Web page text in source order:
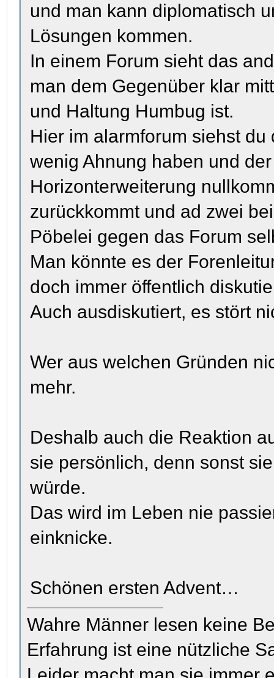
und man kann diplomatisch
Lösungen kommen.
In einem Forum sieht das
man dem Gegenüber klar
und Haltung Humbug ist.
Hier im alarmforum siehst
wenig Ahnung haben und
Horizonterweiterung
zurückkommt und ad zwei
Pöbelei gegen das Forum
Man könnte es der
doch immer öffentlich
Auch ausdiskutiert, es stört
Wer aus welchen Gründen
mehr.
Deshalb auch die Reaktion
sie persönlich, denn sonst
würde.
Das wird im Leben nie
einknicke.
Schönen ersten Advent…
Wahre Männer lesen keine
Erfahrung ist eine nützliche